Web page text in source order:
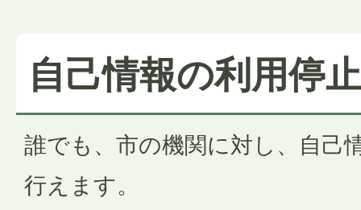
自己情報の利用停
誰でも、市の機関に対し、自己
行えます。